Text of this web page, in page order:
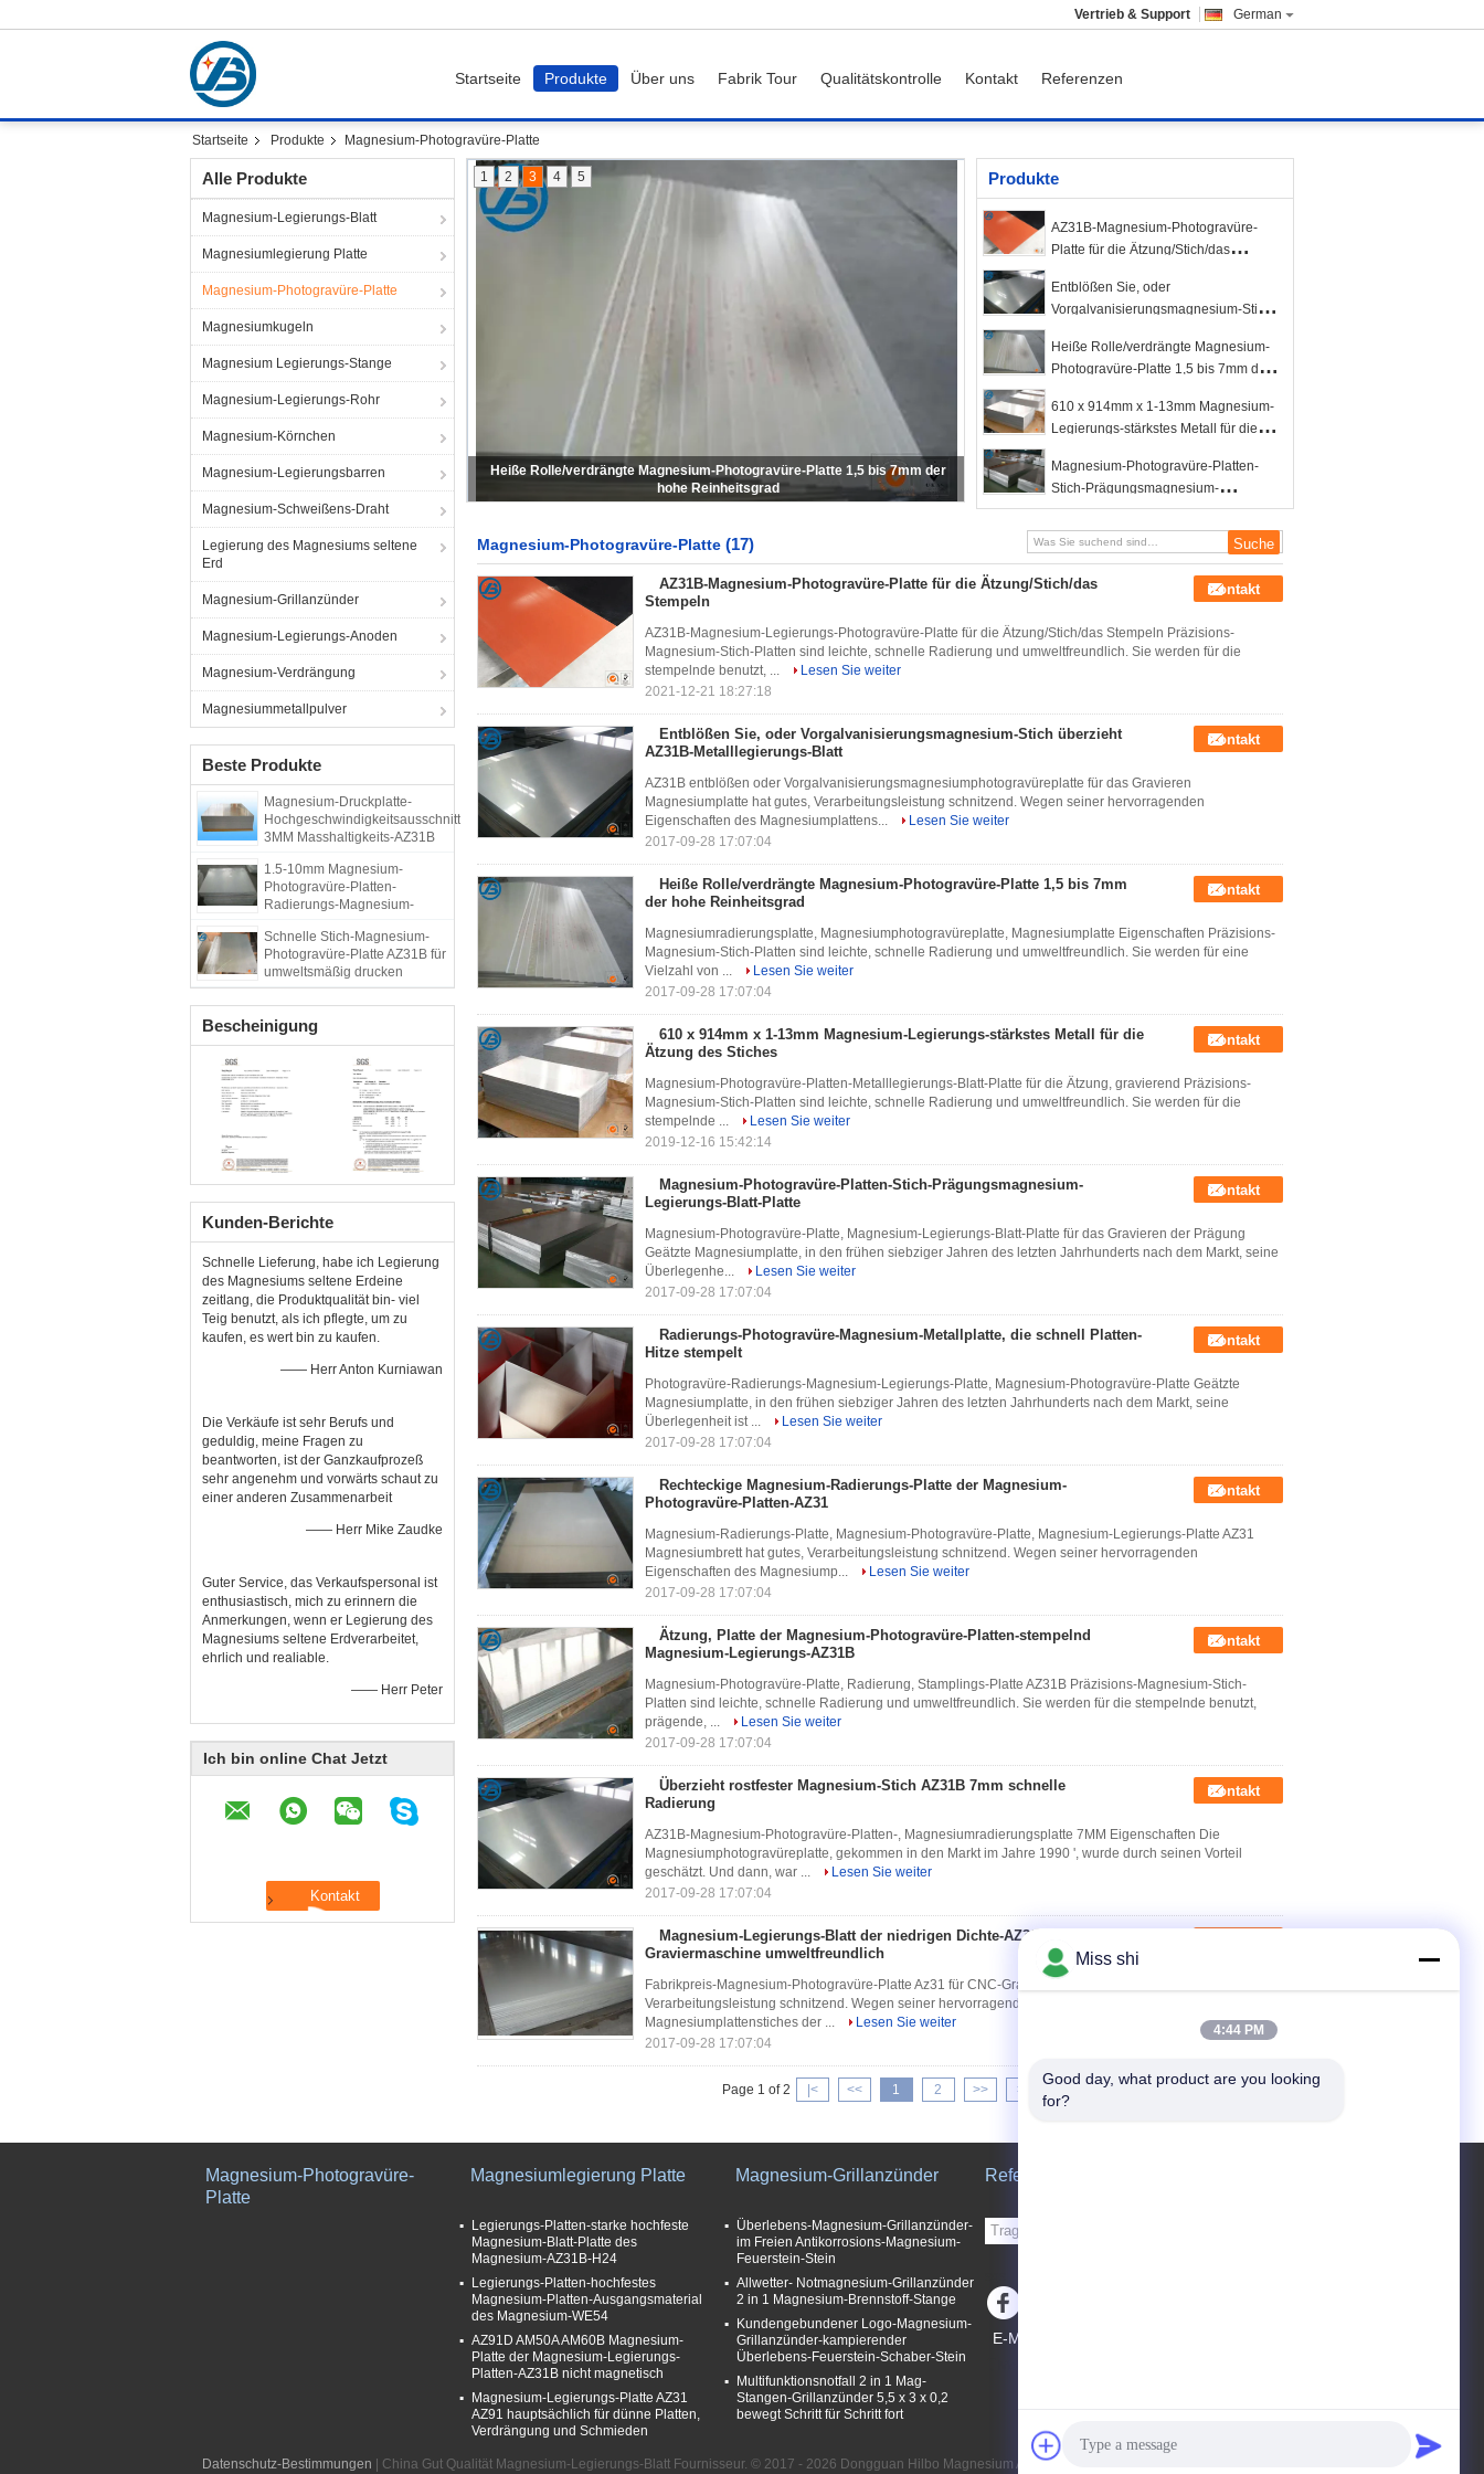
German
Vertrieb & Support
Startseite Produkte Über uns Fabrik Tour Qualitätskontrolle Kontakt Referenzen
Startseite Produkte Magnesium-Photogravüre-Platte
Alle Produkte
Magnesium-Legierungs-Blatt
Magnesiumlegierung Platte
Magnesium-Photogravüre-Platte
Magnesiumkugeln
Magnesium Legierungs-Stange
Magnesium-Legierungs-Rohr
Magnesium-Körnchen
Magnesium-Legierungsbarren
Magnesium-Schweißens-Draht
Legierung des Magnesiums seltene
Erd
Magnesium-Grillanzünder
Magnesium-Legierungs-Anoden
Magnesium-Verdrängung
Magnesiummetallpulver
Beste Produkte
Magnesium-Druckplatte-
Hochgeschwindigkeitsausschnitt
3MM Masshaltigkeits-AZ31B
1.5-10mm Magnesium-
Photogravüre-Platten-
Radierungs-Magnesium-
Schnelle Stich-Magnesium-
Photogravüre-Platte AZ31B für
umweltsmäßig drucken
Bescheinigung
Kunden-Berichte
Schnelle Lieferung, habe ich Legierung
des Magnesiums seltene Erdeine
zeitlang, die Produktqualität bin- viel
Teig benutzt, als ich pflegte, um zu
kaufen, es wert bin zu kaufen.
—— Herr Anton Kurniawan
Die Verkäufe ist sehr Berufs und
geduldig, meine Fragen zu
beantworten, ist der Ganzkaufprozeß
sehr angenehm und vorwärts schaut zu
einer anderen Zusammenarbeit
—— Herr Mike Zaudke
Guter Service, das Verkaufspersonal ist
enthusiastisch, mich zu erinnern die
Anmerkungen, wenn er Legierung des
Magnesiums seltene Erdverarbeitet,
ehrlich und realiable.
—— Herr Peter
Ich bin online Chat Jetzt
610 x 914mm x 1-13mm Magnesium-Legierungs-stärkstes Metall für die
Ätzung des Stiches
1 2 3 4 5 Produkte
AZ31B-Magnesium-Photogravüre-
Platte für die Ätzung/Stich/das
Entblößen Sie, oder
Vorgalvanisierungsmagnesium-Stich
Blatt
Heiße Rolle/verdrängte Magnesium-
Photogravüre-Platte 1,5 bis 7mm der
610 x 914mm x 1-13mm Magnesium-
Legierungs-stärkstes Metall für die
Magnesium-Photogravüre-Platten-
Stich-Prägungsmagnesium-
Legierungs-Blatt-Platte
Magnesium-Photogravüre-Platte (17)
AZ31B-Magnesium-Photogravüre-Platte für die Ätzung/Stich/das
Stempeln
Kontakt
AZ31B-Magnesium-Legierungs-Photogravüre-Platte für die Ätzung/Stich/das Stempeln Präzisions-
Magnesium-Stich-Platten sind leichte, schnelle Radierung und umweltfreundlich. Sie werden für die
stempelnde benutzt, ...
Lesen Sie weiter
2021-12-21 18:27:18
Entblößen Sie, oder Vorgalvanisierungsmagnesium-Stich überzieht
AZ31B-Metalllegierungs-Blatt
Kontakt
AZ31B entblößen oder Vorgalvanisierungsmagnesiumphotogravüreplatte für das Gravieren
Magnesiumplatte hat gutes, Verarbeitungsleistung schnitzend. Wegen seiner hervorragenden
Eigenschaften des Magnesiumplattens...
Lesen Sie weiter
2017-09-28 17:07:04
Heiße Rolle/verdrängte Magnesium-Photogravüre-Platte 1,5 bis 7mm
der hohe Reinheitsgrad
Kontakt
Magnesiumradierungsplatte, Magnesiumphotogravüreplatte, Magnesiumplatte Eigenschaften Präzisions-
Magnesium-Stich-Platten sind leichte, schnelle Radierung und umweltfreundlich. Sie werden für eine
Vielzahl von ...
Lesen Sie weiter
2017-09-28 17:07:04
610 x 914mm x 1-13mm Magnesium-Legierungs-stärkstes Metall für die
Ätzung des Stiches
Kontakt
Magnesium-Photogravüre-Platten-Metalllegierungs-Blatt-Platte für die Ätzung, gravierend Präzisions-
Magnesium-Stich-Platten sind leichte, schnelle Radierung und umweltfreundlich. Sie werden für die
stempelnde ...
Lesen Sie weiter
2019-12-16 15:42:14
Magnesium-Photogravüre-Platten-Stich-Prägungsmagnesium-
Legierungs-Blatt-Platte
Kontakt
Magnesium-Photogravüre-Platte, Magnesium-Legierungs-Blatt-Platte für das Gravieren der Prägung
Geätzte Magnesiumplatte, in den frühen siebziger Jahren des letzten Jahrhunderts nach dem Markt, seine
Überlegenhe...
Lesen Sie weiter
2017-09-28 17:07:04
Radierungs-Photogravüre-Magnesium-Metallplatte, die schnell Platten-
Hitze stempelt
Kontakt
Photogravüre-Radierungs-Magnesium-Legierungs-Platte, Magnesium-Photogravüre-Platte Geätzte
Magnesiumplatte, in den frühen siebziger Jahren des letzten Jahrhunderts nach dem Markt, seine
Überlegenheit ist ...
Lesen Sie weiter
2017-09-28 17:07:04
Rechteckige Magnesium-Radierungs-Platte der Magnesium-
Photogravüre-Platten-AZ31
Kontakt
Magnesium-Radierungs-Platte, Magnesium-Photogravüre-Platte, Magnesium-Legierungs-Platte AZ31
Magnesiumbrett hat gutes, Verarbeitungsleistung schnitzend. Wegen seiner hervorragenden
Eigenschaften des Magnesiump...
Lesen Sie weiter
2017-09-28 17:07:04
Ätzung, Platte der Magnesium-Photogravüre-Platten-stempelnd
Magnesium-Legierungs-AZ31B
Kontakt
Magnesium-Photogravüre-Platte, Radierung, Stamplings-Platte AZ31B Präzisions-Magnesium-Stich-
Platten sind leichte, schnelle Radierung und umweltfreundlich. Sie werden für die stempelnde benutzt,
prägende, ...
Lesen Sie weiter
2017-09-28 17:07:04
Überzieht rostfester Magnesium-Stich AZ31B 7mm schnelle
Radierung
Kontakt
AZ31B-Magnesium-Photogravüre-Platten-, Magnesiumradierungsplatte 7MM Eigenschaften Die
Magnesiumphotogravüreplatte, gekommen in den Markt im Jahre 1990 ', wurde durch seinen Vorteil
geschätzt. Und dann, war ...
Lesen Sie weiter
2017-09-28 17:07:04
Magnesium-Legierungs-Blatt der niedrigen Dichte-AZ31 für CNC-
Graviermaschine umweltfreundlich
Fabrikpreis-Magnesium-Photogravüre-Platte Az31 für CNC-Graviermaschine Magnesiumbrett hat gutes,
Verarbeitungsleistung schnitzend. Wegen seiner hervorragenden Eigenschaften des
Magnesiumplattenstiches der ...
Lesen Sie weiter
2017-09-28 17:07:04
Page 1 of 2 |< << 1 2 >> >|
Magnesium-Photogravüre-
Platte
Magnesiumlegierung Platte
Legierungs-Platten-starke hochfeste
Magnesium-Blatt-Platte des
Magnesium-AZ31B-H24
Legierungs-Platten-hochfestes
Magnesium-Platten-Ausgangsmaterial
des Magnesium-WE54
AZ91D AM50A AM60B Magnesium-
Platte der Magnesium-Legierungs-
Platten-AZ31B nicht magnetisch
Magnesium-Legierungs-Platte AZ31
AZ91 hauptsächlich für dünne Platten,
Verdrängung und Schmieden
Magnesium-Grillanzünder
Überlebens-Magnesium-Grillanzünder-
im Freien Antikorrosions-Magnesium-
Feuerstein-Stein
Allwetter- Notmagnesium-Grillanzünder
2 in 1 Magnesium-Brennstoff-Stange
Kundengebundener Logo-Magnesium-
Grillanzünder-kampierender
Überlebens-Feuerstein-Schaber-Stein
Multifunktionsnotfall 2 in 1 Mag-
Stangen-Grillanzünder 5,5 x 3 x 0,2
bewegt Schritt für Schritt fort
Referenzen
E-Mail
Datenschutz-Bestimmungen | China Gut Qualität Magnesium-Legierungs-Blatt Fournisseur. © 2017 - 2026 Dongguan Hilbo Magnesium Alloy Material Co.,Ltd. All Rights Reserved.
Miss shi
4:44 PM
Good day, what product are you looking
for?